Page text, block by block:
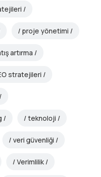
proje yönetimi
artırma
stratejileri
teknoloji
veri güvenliği
Verimlilik